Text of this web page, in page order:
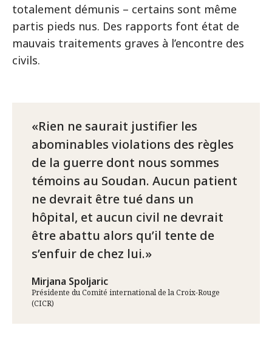
totalement démunis – certains sont même
partis pieds nus. Des rapports font état de
mauvais traitements graves à l’encontre des
civils.
Rien ne saurait justifier les
abominables violations des règles
de la guerre dont nous sommes
témoins au Soudan. Aucun patient
ne devrait être tué dans un
hôpital, et aucun civil ne devrait
être abattu alors qu’il tente de
s’enfuir de chez lui.
Mirjana Spoljaric
Présidente du Comité international de la Croix-Rouge
(CICR)